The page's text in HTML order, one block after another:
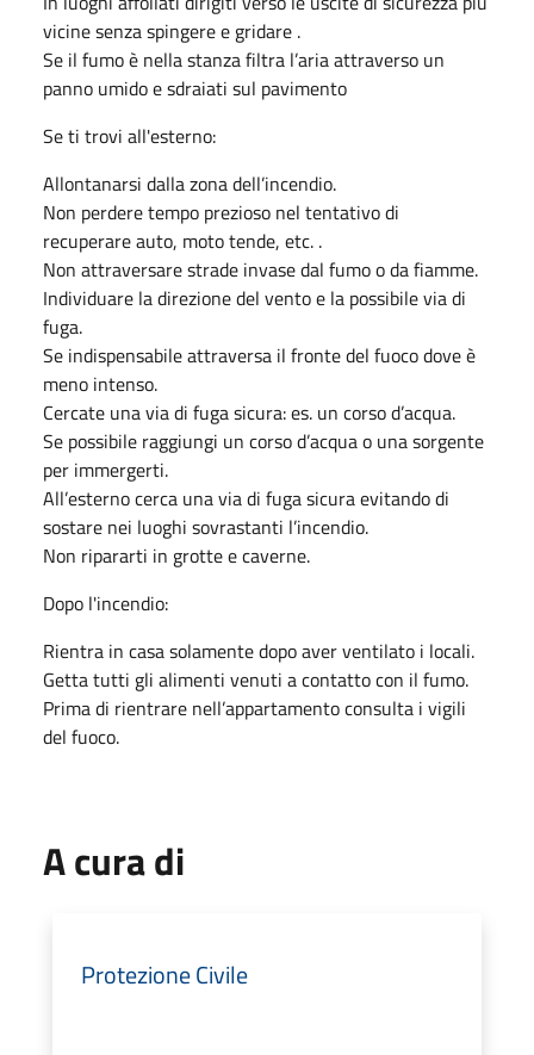
vicine senza spingere e gridare .
Se il fumo è nella stanza filtra l’aria attraverso un
panno umido e sdraiati sul pavimento
Se ti trovi all'esterno:
Allontanarsi dalla zona dell’incendio.
Non perdere tempo prezioso nel tentativo di
recuperare auto, moto tende, etc. .
Non attraversare strade invase dal fumo o da fiamme.
Individuare la direzione del vento e la possibile via di
fuga.
Se indispensabile attraversa il fronte del fuoco dove è
meno intenso.
Cercate una via di fuga sicura: es. un corso d’acqua.
Se possibile raggiungi un corso d’acqua o una sorgente
per immergerti.
All’esterno cerca una via di fuga sicura evitando di
sostare nei luoghi sovrastanti l’incendio.
Non ripararti in grotte e caverne.
Dopo l'incendio:
Rientra in casa solamente dopo aver ventilato i locali.
Getta tutti gli alimenti venuti a contatto con il fumo.
Prima di rientrare nell’appartamento consulta i vigili
del fuoco.
A cura di
Protezione Civile